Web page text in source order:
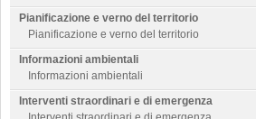
Pianificazione e verno del territorio
Pianificazione e verno del territorio
Informazioni ambientali
Informazioni ambientali
Interventi straordinari e di emergenza